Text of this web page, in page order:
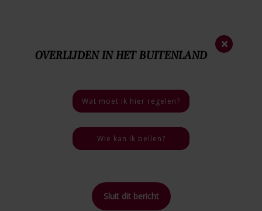
4.7 / 5
×
OVERLIJDEN IN HET BUITENLAND
Wat moet ik hier regelen?
Wie kan ik bellen?
Sluit dit bericht